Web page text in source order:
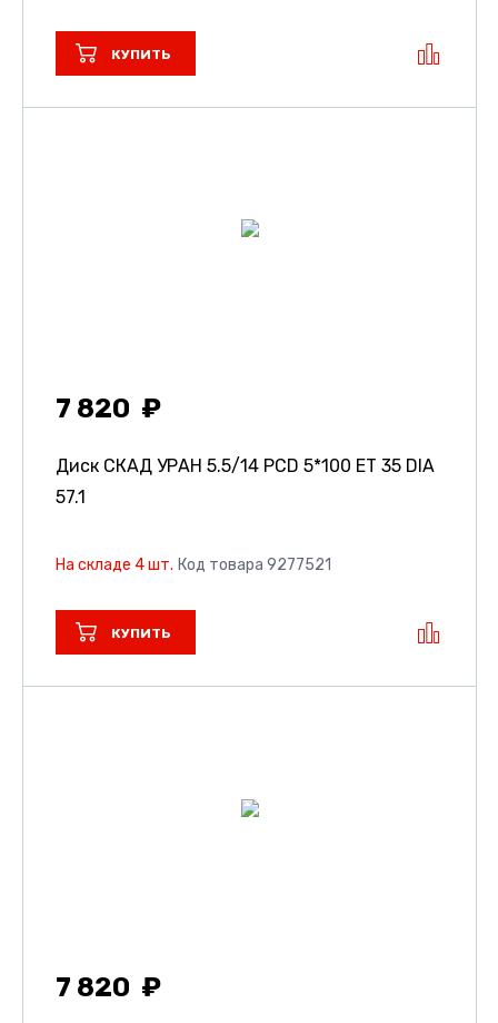
КУПИТЬ
7 820
Диск СКАД УРАН 5.5/14 PCD 5*100 ET 35 DIA
57.1
На складе 4 шт. Код товара 9277521
КУПИТЬ
7 820